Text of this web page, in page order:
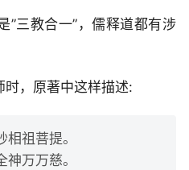
”三教合一”，儒释道都有涉
，原著中这样描述:
祖菩提。
万万慈。